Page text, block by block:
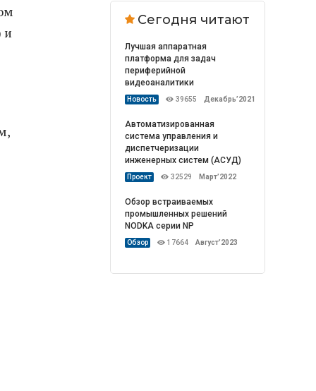
и
Сегодня читают
Лучшая аппаратная
платформа для задач
периферийной
видеоаналитики
Новость 39655 Декабрь’2021
Автоматизированная
система управления и
диспетчеризации
инженерных систем (АСУД)
Проект 32529 Март’2022
Обзор встраиваемых
промышленных решений
NODKA серии NP
Обзор 17664 Август’2023